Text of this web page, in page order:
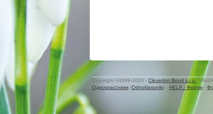
Copyright ©1999-2026 - Cleverton Bond s.r.o.
.
Одноклассники (Odnoklassniki) - HELP - Форум -